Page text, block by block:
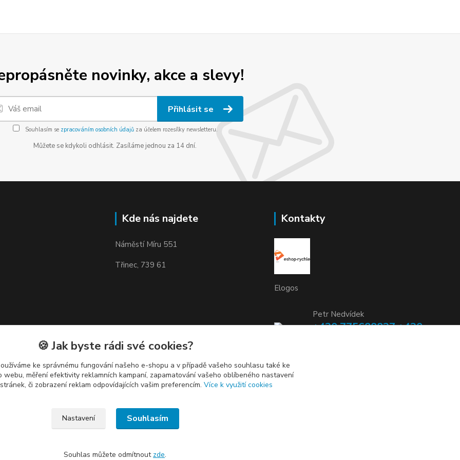
novinky, akce a slevy!
Přihlásit se
Souhlasím se zpracováním osobních údajůza účelem rozesílky newsletteru.
Můžete se kdykoli odhlásit. Zasíláme jednou za 14 dní.
Kde nás najdete
Náměstí Míru 551
Třinec, 739 61
Kontakty
Elogos
Petr Nedvídek
+420 775688827 +420
info@elogos.cz
🍪 Jak byste rádi své cookies?
ke správnému fungování našeho e-shopu a v případě vašeho souhlasu také ke
měření efektivity reklamních kampaní, zapamatování vašeho oblíbeného nastavení
či zobrazení reklam odpovídajících vašim preferencím. Více k využití cookies
Nastavení Souhlasím
Souhlas můžete odmítnout zde.